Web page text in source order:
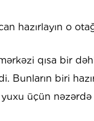
hazırlayın o
qısa bir
Bunların biri
üçün